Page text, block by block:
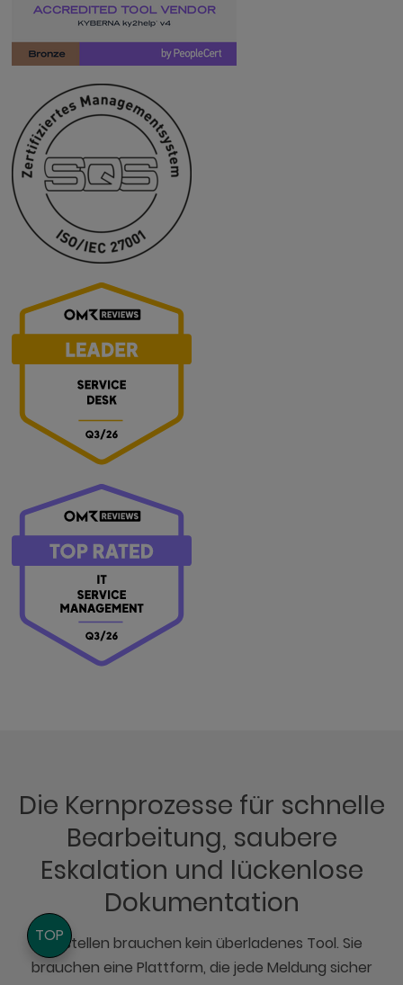
Die Kernprozesse für schnelle
Bearbeitung, saubere
Eskalation und lückenlose
Dokumentation
Leitstellen brauchen kein überladenes Tool. Sie
brauchen eine Plattform, die jede Meldung sicher
TOP